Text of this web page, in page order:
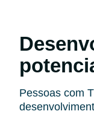
Pessoas com